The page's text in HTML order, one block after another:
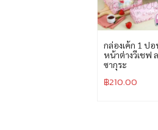
กล่องเค้ก 1 ป
หน้าต่างวีเชฟ
ซากุระ
฿210.00